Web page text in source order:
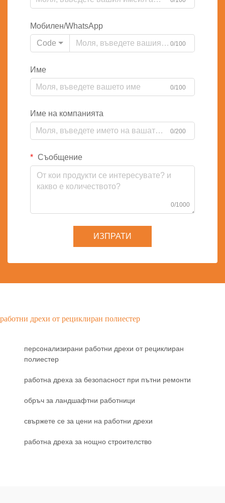
Мобилен/WhatsApp
Code
0/100
Име
0/100
Име на компанията
0/200
Съобщение
0/1000
ИЗПРАТИ
работни дрехи от рециклиран полиестер
персонализирани работни дрехи от рециклиран
полиестер
работна дреха за безопасност при пътни ремонти
обръч за ландшафтни работници
свържете се за цени на работни дрехи
работна дреха за нощно строителство